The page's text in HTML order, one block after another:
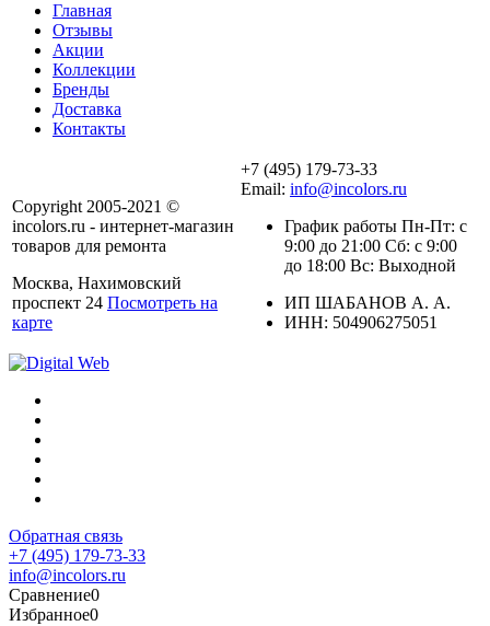
Главная
Отзывы
Акции
Коллекции
Бренды
Доставка
Контакты
Copyright 2005-2021 ©
incolors.ru - интернет-магазин
товаров для ремонта
Москва, Нахимовский
проспект 24 Посмотреть на
карте
+7 (495) 179-73-33
Email: info@incolors.ru
График работы Пн-Пт: с
9:00 до 21:00 Сб: с 9:00
до 18:00 Вс: Выходной
ИП ШАБАНОВ А. А.
ИНН: 504906275051
Обратная связь
+7 (495) 179-73-33
info@incolors.ru
Сравнение0
Избранное0